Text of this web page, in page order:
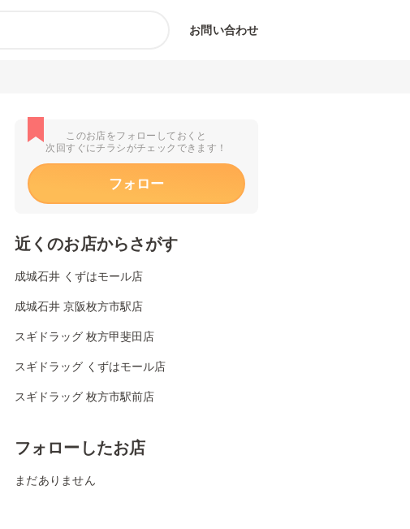
お問い合わせ
このお店をフォローしておくと
次回すぐにチラシがチェックできます！
フォロー
近くのお店からさがす
成城石井 くずはモール店
成城石井 京阪枚方市駅店
スギドラッグ 枚方甲斐田店
スギドラッグ くずはモール店
スギドラッグ 枚方市駅前店
フォローしたお店
まだありません